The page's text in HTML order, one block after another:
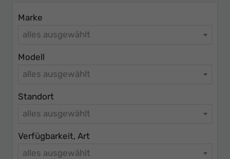
Marke
alles ausgewählt
Modell
alles ausgewählt
Standort
alles ausgewählt
Verfügbarkeit, Art
alles ausgewählt